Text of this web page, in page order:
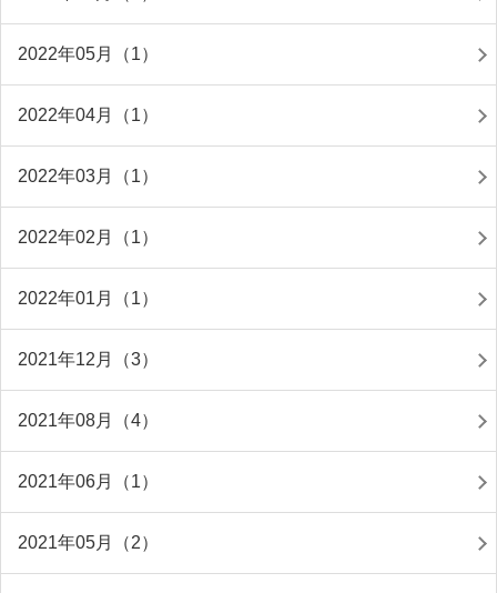
2022年05月（1）
2022年04月（1）
2022年03月（1）
2022年02月（1）
2022年01月（1）
2021年12月（3）
2021年08月（4）
2021年06月（1）
2021年05月（2）